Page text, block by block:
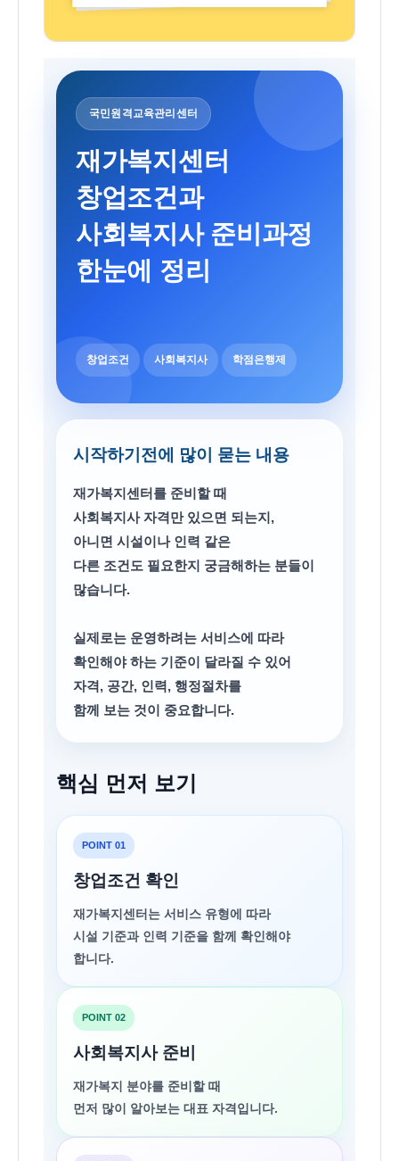
국민원격교육관리센터
재가복지센터
창업조건과
사회복지사 준비과정
한눈에 정리
창업조건 사회복지사 학점은행제
시작하기전에 많이 묻는 내용
재가복지센터를 준비할 때
사회복지사 자격만 있으면 되는지,
아니면 시설이나 인력 같은
다른 조건도 필요한지 궁금해하는 분들이
많습니다.
실제로는 운영하려는 서비스에 따라
확인해야 하는 기준이 달라질 수 있어
자격, 공간, 인력, 행정절차를
함께 보는 것이 중요합니다.
핵심 먼저 보기
POINT 01
창업조건 확인
재가복지센터는 서비스 유형에 따라
시설 기준과 인력 기준을 함께 확인해야
합니다.
POINT 02
사회복지사 준비
재가복지 분야를 준비할 때
먼저 많이 알아보는 대표 자격입니다.